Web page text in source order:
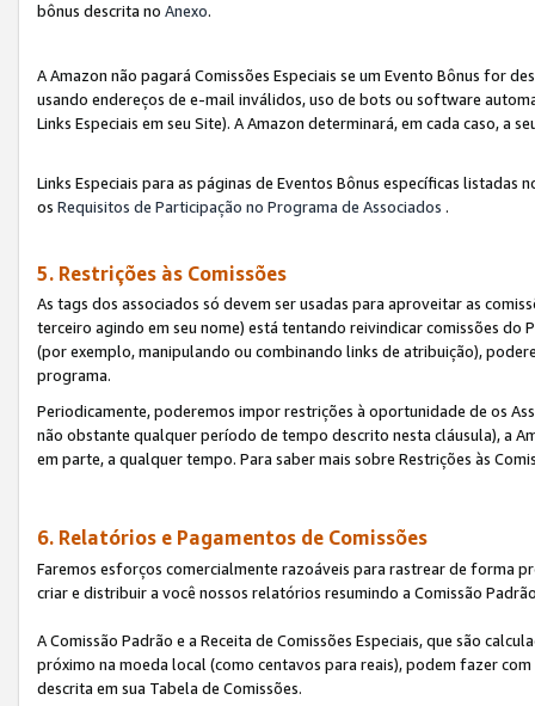
bônus descrita no Anexo.
A Amazon não pagará Comissões Especiais se um Evento Bônus for
usando endereços de e-mail inválidos, uso de bots ou software
Links Especiais em seu Site). A Amazon determinará, em cada caso, a
Links Especiais para as páginas de Eventos Bônus específicas listadas
os Requisitos de Participação no Programa de Associados .
5. Restrições às Comissões
As tags dos associados só devem ser usadas para aproveitar as
terceiro agindo em seu nome) está tentando reivindicar comissões
(por exemplo, manipulando ou combinando links de atribuição),
programa.
Periodicamente, poderemos impor restrições à oportunidade de os
não obstante qualquer período de tempo descrito nesta cláusula), a
em parte, a qualquer tempo. Para saber mais sobre Restrições às
6. Relatórios e Pagamentos de Comissões
Faremos esforços comercialmente razoáveis para rastrear de forma
criar e distribuir a você nossos relatórios resumindo a Comissão
A Comissão Padrão e a Receita de Comissões Especiais, que são
próximo na moeda local (como centavos para reais), podem fazer
descrita em sua Tabela de Comissões.